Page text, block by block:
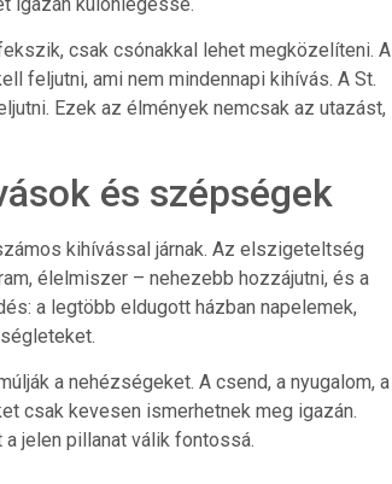
csak csónakkal lehet megközelíteni. A
feljutni, ami nem mindennapi kihívás. A St.
Ezek az élmények nemcsak az utazást,
és szépségek
kihívással járnak. Az elszigeteltség
élelmiszer – nehezebb hozzájutni, és a
a legtöbb eldugott házban napelemek,
a nehézségeket. A csend, a nyugalom, a
csak kevesen ismerhetnek meg igazán.
a jelen pillanat válik fontossá.